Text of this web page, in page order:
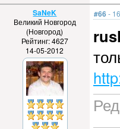
SaNeK
Великий Новгород
(Новгород)
Рейтинг: 4627
14-05-2012
#66-